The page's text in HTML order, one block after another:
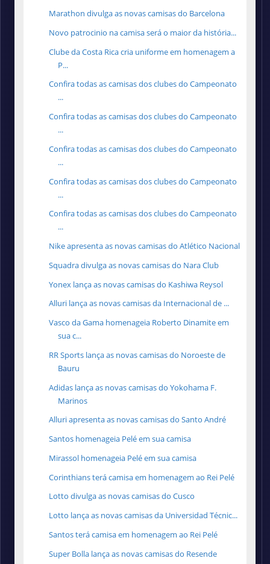
Marathon divulga as novas camisas do Barcelona
Novo patrocinio na camisa será o maior da história...
Clube da Costa Rica cria uniforme em homenagem a
P...
Confira todas as camisas dos clubes do Campeonato
...
Confira todas as camisas dos clubes do Campeonato
...
Confira todas as camisas dos clubes do Campeonato
...
Confira todas as camisas dos clubes do Campeonato
...
Confira todas as camisas dos clubes do Campeonato
...
Nike apresenta as novas camisas do Atlético Nacional
Squadra divulga as novas camisas do Nara Club
Yonex lança as novas camisas do Kashiwa Reysol
Alluri lança as novas camisas da Internacional de ...
Vasco da Gama homenageia Roberto Dinamite em
sua c...
RR Sports lança as novas camisas do Noroeste de
Bauru
Adidas lança as novas camisas do Yokohama F.
Marinos
Alluri apresenta as novas camisas do Santo André
Santos homenageia Pelé em sua camisa
Mirassol homenageia Pelé em sua camisa
Corinthians terá camisa em homenagem ao Rei Pelé
Lotto divulga as novas camisas do Cusco
Lotto lança as novas camisas da Universidad Técnic...
Santos terá camisa em homenagem ao Rei Pelé
Super Bolla lança as novas camisas do Resende